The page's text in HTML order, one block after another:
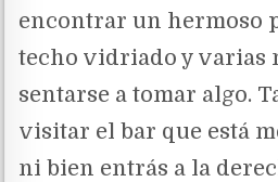
encontrar un hermoso
techo vidriado y varias
sentarse a tomar algo.
visitar el bar que está
ni bien entrás a la